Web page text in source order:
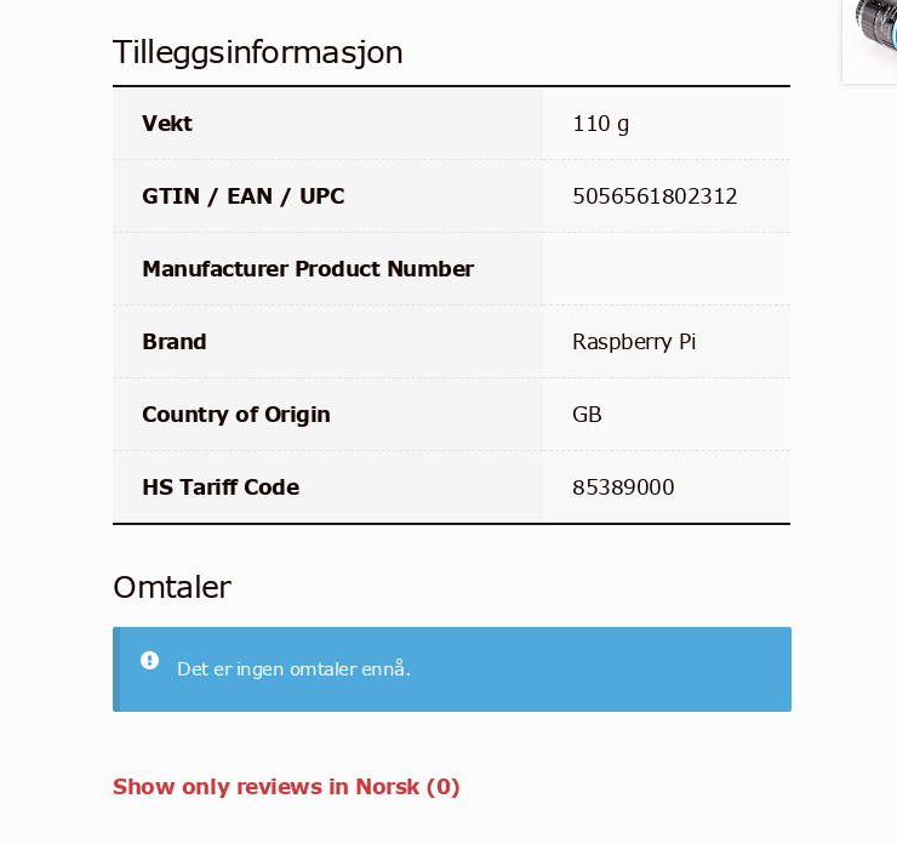
Tilleggsinformasjon
Vekt 110 g
GTIN / EAN / UPC 5056561802312
Manufacturer Product Number
Brand Raspberry Pi
Country of Origin GB
HS Tariff Code 85389000
Omtaler
Det er ingen omtaler ennå.
Show only reviews in Norsk (0)